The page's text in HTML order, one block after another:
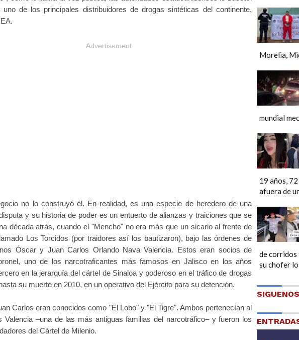
uno de los principales distribuidores de drogas sintéticas del continente,
Advertisement
no lo construyó él. En realidad, es una especie de heredero de una
y su historia de poder es un entuerto de alianzas y traiciones que se
década atrás, cuando el "Mencho" no era más que un sicario al frente de
Los Torcidos (por traidores así los bautizaron), bajo las órdenes de
Óscar y Juan Carlos Orlando Nava Valencia. Estos eran socios de
uno de los narcotraficantes más famosos en Jalisco en los años
en la jerarquía del cártel de Sinaloa y poderoso en el tráfico de drogas
su muerte en 2010, en un operativo del Ejército para su detención.
Carlos eran conocidos como "El Lobo" y "El Tigre". Ambos pertenecían al
Valencia –una de las más antiguas familias del narcotráfico– y fueron los
del Cártel de Milenio.
Morelia,
mundial
19 años,
afuera de
de corridos
su chofer